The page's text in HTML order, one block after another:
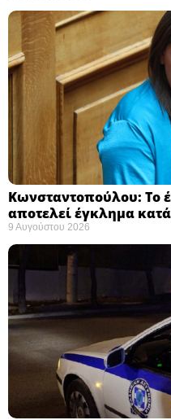
Κωνσταντοπούλου: Το
αποτελεί έγκλημα
9 Αυγούστου 2026